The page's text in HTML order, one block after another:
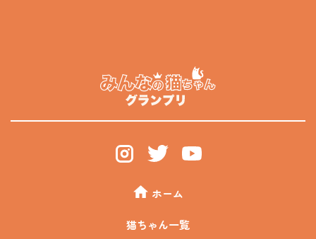
ホーム
猫ちゃん一覧